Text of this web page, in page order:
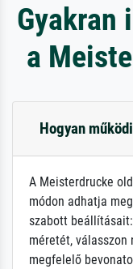
Gyakran
a
Hogyan
A Meisterdrucke
módon adhatja
szabott
méretét,
megfelelő